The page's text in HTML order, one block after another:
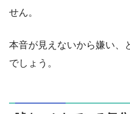
せん。
本音が見えないから嫌い、
でしょう。